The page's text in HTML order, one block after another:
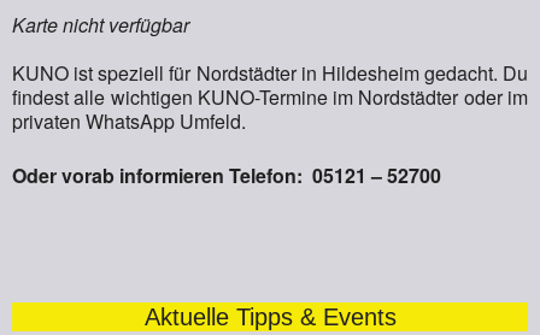
Karte nicht verfügbar
KUNO ist speziell für Nordstädter in Hildesheim gedacht. Du
findest alle wichtigen KUNO-Termine im Nordstädter oder im
privaten WhatsApp Umfeld.
Oder vorab informieren Telefon: 05121 – 52700
Aktuelle Tipps & Events